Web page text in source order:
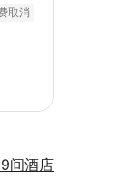
取消
间酒店